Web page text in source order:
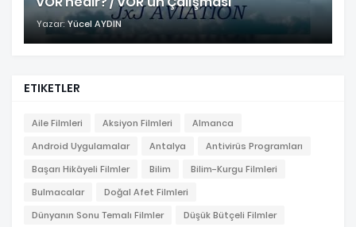
Yazar: Yücel AYDIN
ETIKETLER
Aile Filmleri Aksiyon Filmleri
Almanca
Android Uygulamalar
Antalya
Antivirüs Programları
Başarı Hikâyeli Filmler
Bilim
Bilim-Kurgu Filmleri
Bulmacalar
Doğal Afet Filmleri
Dünyanın Sonu Temalı Filmler
Düşük Bütçeli Filmler